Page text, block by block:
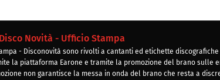
Disco Novità - Ufficio Stampa
- Disconovità sono rivolti a cantanti ed etichette
la piattaforma Earone e tramite la promozione del brano sulle
non garantisce la messa in onda del brano che resta a